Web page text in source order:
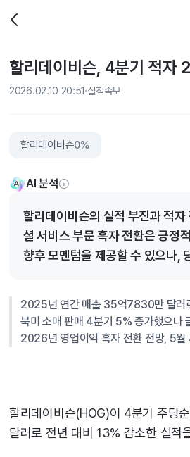
할리데이비슨, 4분기 적자
2026.02.10 20:51 실적속보
할리데이비슨0%
AI 분석
할리데이비슨의 실적 부진과 적
셜 서비스 부문 흑자 전환은 긍정
향후 모멘텀을 제공할 수 있으나,
2025년 연간 매출 35억7830만 달러
북미 소매 판매 4분기 5% 증가했으나
2026년 영업이익 흑자 전환 전망, 5월
할리데이비슨(HOG)이 4분기 주당
달러로 전년 대비 13% 감소한 실적